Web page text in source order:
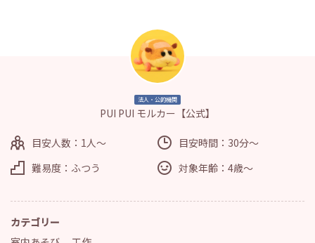
法人・公的機関
PUI PUI モルカー【公式】
目安人数：1人～
目安時間：30分～
難易度：ふつう
対象年齢：4歳～
カテゴリー